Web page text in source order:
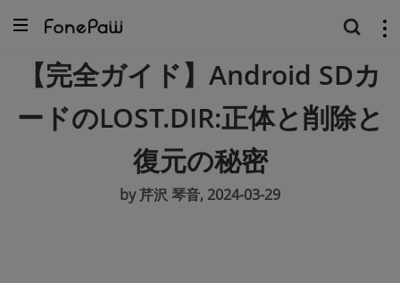
【完全ガイド】Android SDカ
ードのLOST.DIR:正体と削除と
復元の秘密
by 芹沢 琴音, 2024-03-29